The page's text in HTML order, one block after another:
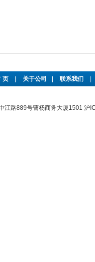
页 关于公司 联系我们
江路889号曹杨商务大厦1501 沪